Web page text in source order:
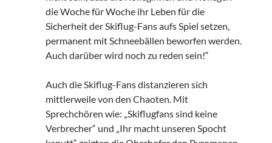
die Woche für Woche ihr Leben für die
Sicherheit der Skiflug-Fans aufs Spiel setzen,
permanent mit Schneebällen beworfen werden.
Auch darüber wird noch zu reden sein!“
Auch die Skiflug-Fans distanzieren sich
mittlerweile von den Chaoten. Mit
Sprechchören wie: „Skiflugfans sind keine
Verbrecher“ und „Ihr macht unseren Spocht